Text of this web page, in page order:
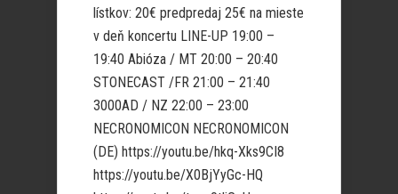
lístkov: 20€ predpredaj 25€ na mieste
v deň koncertu LINE-UP 19:00 –
19:40 Abióza / MT 20:00 – 20:40
STONECAST /FR 21:00 – 21:40
3000AD / NZ 22:00 – 23:00
NECRONOMICON NECRONOMICON
(DE) https://youtu.be/hkq-Xks9CI8
https://youtu.be/X0BjYyGc-HQ